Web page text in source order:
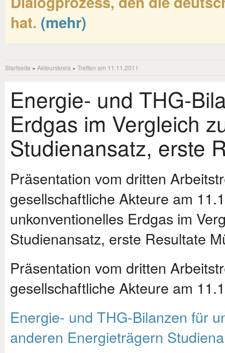
hat. (mehr)
Startseite » Akteurskreis » Treffen am 11.11.2011
Energie- und THG-
Erdgas im Vergleich
Studienansatz, erste
Präsentation vom dritten
gesellschaftliche Akteure am
unkonventionelles Erdgas im
Studienansatz, erste Resultate
Präsentation vom dritten
gesellschaftliche Akteure am
Energie- und THG-Bilanzen für
anderen Energieträgern